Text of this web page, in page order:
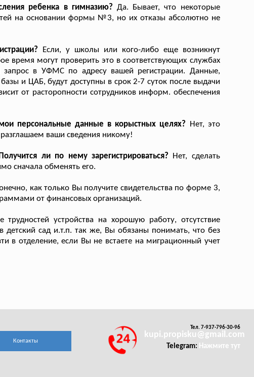
ребенка в гимназию? Да. Бывает, что некоторые
на основании формы №3, но их отказы абсолютно не
Если, у школы или кого-либо еще возникнут
время могут проверить это в соответствующих службах
в УФМС по адресу вашей регистрации. Данные,
и ЦАБ, будут доступны в срок 2-7 суток после выдачи
от расторопности сотрудников информ. обеспечения
персональные данные в корыстных целях? Нет, это
ваши сведения никому!
ли по нему зарегистрироваться? Нет, сделать
сначала обменять его.
как только Вы получите свидетельства по форме 3,
от финансовых организаций.
трудностей устройства на хорошую работу, отсутствие
детский сад и.т.п. так же, Вы обязаны понимать, что без
в отделение, если Вы не встаете на миграционный учет
Контакты
Тел. 7-937-796-30-96
kupi.propisku@gmail.com
Telegram: Нажмите тут